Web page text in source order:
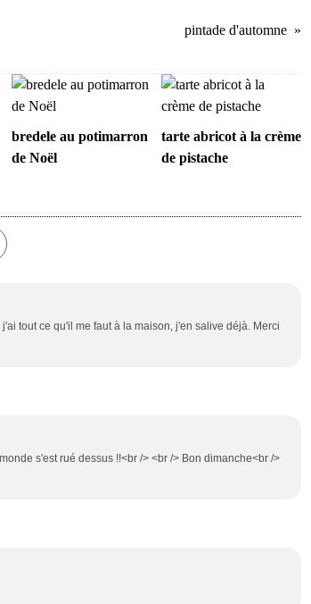
pintade d'automne
bredele au potimarron
de Noël
tarte abricot à la crème
de pistache
tout ce qu'il me faut à la maison, j'en salive déjà. Merci
s'est rué dessus !!<br /> <br /> Bon dimanche<br />